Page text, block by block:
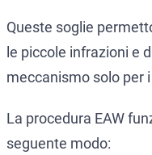
Queste soglie
le piccole infrazioni e
meccanismo solo per
La procedura EAW
seguente modo: